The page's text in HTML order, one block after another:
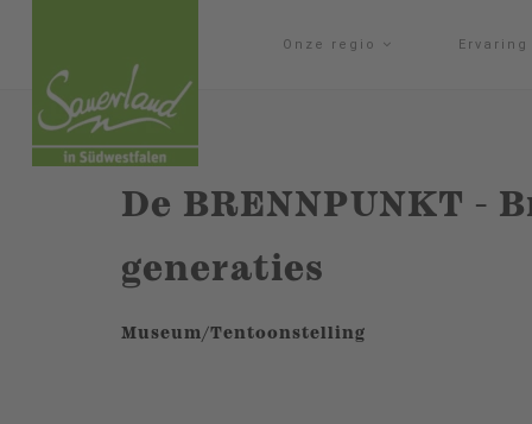
Onze regio
De BRENNPUNKT -
generaties
Museum/Tentoonstelling